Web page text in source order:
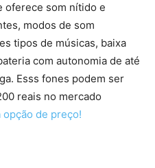
oferece som nítido e
modos de som
tipos de músicas, baixa
com autonomia de até
Esss fones podem ser
reais no mercado
opção de preço!